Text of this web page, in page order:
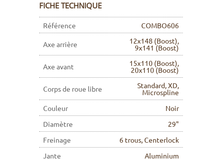
FICHE TECHNIQUE
Référence COMBO606
Axe arrière 12x148 (Boost),
9x141 (Boost)
Axe avant 15x110 (Boost),
20x110 (Boost)
Corps de roue libre Standard, XD,
Microspline
Couleur
Noir
Diamètre
29"
Freinage
6 trous, Centerlock
Jante
Aluminium